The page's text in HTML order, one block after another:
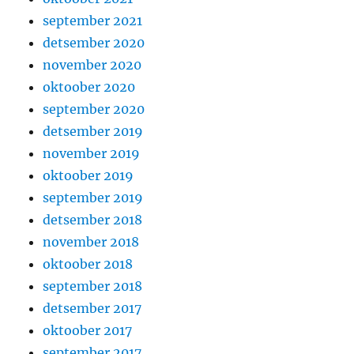
september 2021
detsember 2020
november 2020
oktoober 2020
september 2020
detsember 2019
november 2019
oktoober 2019
september 2019
detsember 2018
november 2018
oktoober 2018
september 2018
detsember 2017
oktoober 2017